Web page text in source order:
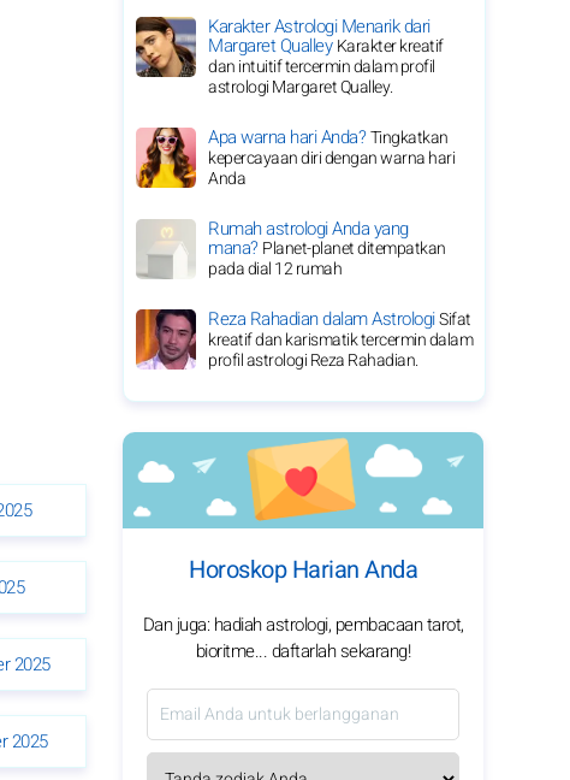
2025
2025
Karakter Astrologi Menarik dari
Margaret QualleyKarakter kreatif
dan intuitif tercermin dalam profil
astrologi Margaret Qualley.
Apa warna hari Anda?Tingkatkan
kepercayaan diri dengan warna hari
Anda
Rumah astrologi Anda yang
mana?Planet-planet ditempatkan
pada dial 12 rumah
Reza Rahadian dalam AstrologiSifat
kreatif dan karismatik tercermin dalam
profil astrologi Reza Rahadian.
Horoskop Harian Anda
Dan juga: hadiah astrologi, pembacaan tarot,
bioritme... daftarlah sekarang!